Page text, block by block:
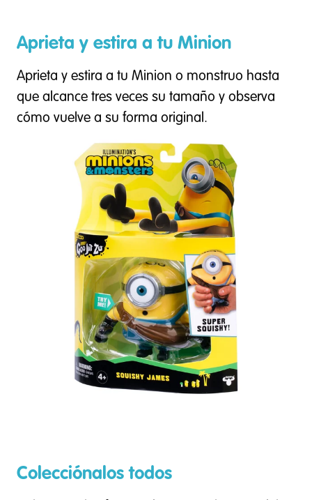
Aprieta y estira a tu Minion
Aprieta y estira a tu Minion o monstruo hasta
que alcance tres veces su tamaño y observa
cómo vuelve a su forma original.
Colecciónalos todos